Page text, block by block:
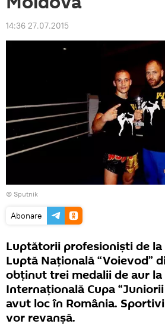
14:36 27.07.2015
© Sputnik
Abonare
Luptătorii profesioniști de la
Luptă Națională “Voievod”
obținut trei medalii de aur
Internațională Cupa
avut loc în România.
vor revanșă.